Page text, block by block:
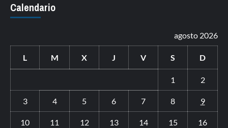
Calendario
agosto 2026
L M X J V S D
1 2
3 4 5 6 7 8 9
10 11 12 13 14 15 16